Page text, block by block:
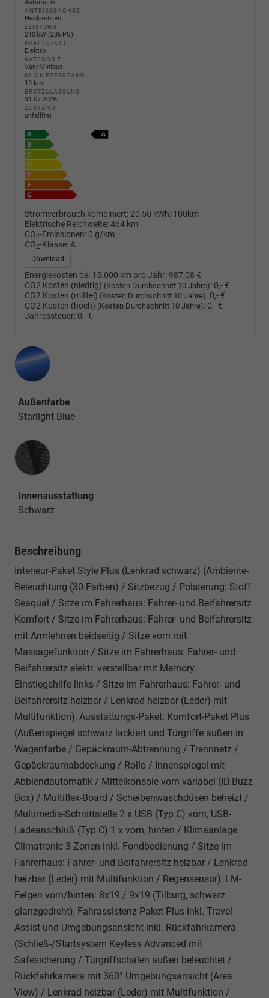
Automatik
ANTRIEBSACHSE
Heckantrieb
LEISTUNG
210 kW (286 PS)
KRAFTSTOFF
Elektro
KATEGORIE
Van/Minibus
KILOMETERSTAND
10 km
ERSTZULASSUNG
31.07.2026
ZUSTAND
unfallfrei
Stromverbrauch kombiniert: 20,50 kWh/100km
Elektrische Reichweite:464 km
CO2-Emissionen: 0 g/km
CO2-Klasse:A
Download
Energiekosten bei 15.000 km pro Jahr: 987,08 €
CO2 Kosten (niedrig) (Kosten Durchschnitt 10 Jahre): 0,- €
CO2 Kosten (mittel) (Kosten Durchschnitt 10 Jahre): 0,- €
CO2 Kosten (hoch) (Kosten Durchschnitt 10 Jahre): 0,- €
Jahressteuer: 0,- €
Außenfarbe
Starlight Blue
Innenausstattung
Innenausstattung
Schwarz
Beschreibung
Interieur-Paket Style Plus (Lenkrad schwarz) (Ambiente-
Beleuchtung (30 Farben) / Sitzbezug / Polsterung: Stoff
Seaqual / Sitze im Fahrerhaus: Fahrer- und Beifahrersitz
Komfort / Sitze im Fahrerhaus: Fahrer- und Beifahrersitz
mit Armlehnen beidseitig / Sitze vorn mit
Massagefunktion / Sitze im Fahrerhaus: Fahrer- und
Beifahrersitz elektr. verstellbar mit Memory,
Einstiegshilfe links / Sitze im Fahrerhaus: Fahrer- und
Beifahrersitz heizbar / Lenkrad heizbar (Leder) mit
Multifunktion), Ausstattungs-Paket: Komfort-Paket Plus
(Außenspiegel schwarz lackiert und Türgriffe außen in
Wagenfarbe / Gepäckraum-Abtrennung / Trennnetz /
Gepäckraumabdeckung / Rollo / Innenspiegel mit
Abblendautomatik / Mittelkonsole vorn variabel (ID.Buzz
Box) / Multiflex-Board / Scheibenwaschdüsen beheizt /
Multimedia-Schnittstelle 2 x USB (Typ C) vorn, USB-
Ladeanschluß (Typ C) 1 x vorn, hinten / Klimaanlage
Climatronic 3-Zonen inkl. Fondbedienung / Sitze im
Fahrerhaus: Fahrer- und Beifahrersitz heizbar / Lenkrad
heizbar (Leder) mit Multifunktion / Regensensor), LM-
Felgen vorn/hinten: 8x19 / 9x19 (Tilburg, schwarz
glanzgedreht), Fahrassistenz-Paket Plus inkl. Travel
Assist und Umgebungsansicht inkl. Rückfahrkamera
(Schließ-/Startsystem Keyless Advanced mit
Safesicherung / Türgriffschalen außen beleuchtet /
Rückfahrkamera mit 360° Umgebungsansicht (Area
View) / Lenkrad heizbar (Leder) mit Multifunktion /